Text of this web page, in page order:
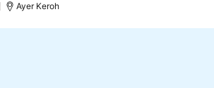
Ayer Keroh